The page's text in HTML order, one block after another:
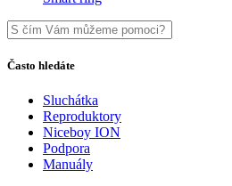
Často hledáte
Sluchátka
Reproduktory
Niceboy ION
Podpora
Manuály